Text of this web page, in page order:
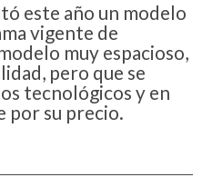
este año un modelo
vigente de
muy espacioso,
pero que se
tecnológicos y en
por su precio.